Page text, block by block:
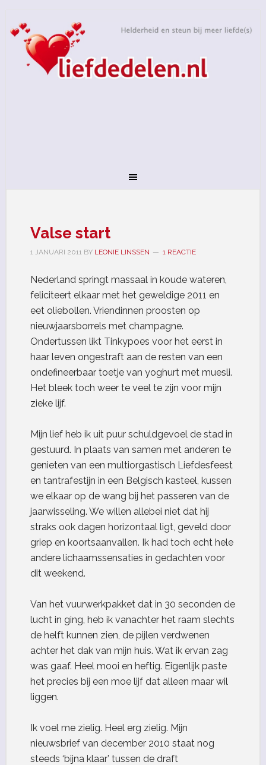
Valse start
1 JANUARI 2011BY LEONIE LINSSEN 1 REACTIE
Nederland springt massaal in koude wateren,
feliciteert elkaar met het geweldige 2011 en
eet oliebollen. Vriendinnen proosten op
nieuwjaarsborrels met champagne.
Ondertussen likt Tinkypoes voor het eerst in
haar leven ongestraft aan de resten van een
ondefineerbaar toetje van yoghurt met muesli.
Het bleek toch weer te veel te zijn voor mijn
zieke lijf.
Mijn lief heb ik uit puur schuldgevoel de stad in
gestuurd. In plaats van samen met anderen te
genieten van een multiorgastisch Liefdesfeest
en tantrafestijn in een Belgisch kasteel, kussen
we elkaar op de wang bij het passeren van de
jaarwisseling. We willen allebei niet dat hij
straks ook dagen horizontaal ligt, geveld door
griep en koortsaanvallen. Ik had toch echt hele
andere lichaamssensaties in gedachten voor
dit weekend.
Van het vuurwerkpakket dat in 30 seconden de
lucht in ging, heb ik vanachter het raam slechts
de helft kunnen zien, de pijlen verdwenen
achter het dak van mijn huis. Wat ik ervan zag
was gaaf. Heel mooi en heftig. Eigenlijk paste
het precies bij een moe lijf dat alleen maar wil
liggen.
Ik voel me zielig. Heel erg zielig. Mijn
nieuwsbrief van december 2010 staat nog
steeds ‘bijna klaar’ tussen de draft